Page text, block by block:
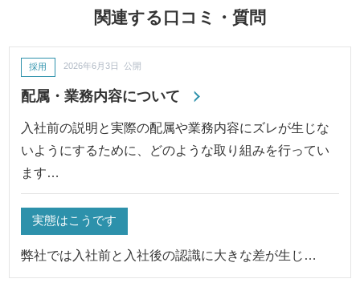
関連する口コミ・質問
配属・業務内容について
採用 2026年6月3日 公開
入社前の説明と実際の配属や業務内容にズレが生じな
いようにするために、どのような取り組みを行ってい
ます…
実態はこうです
弊社では入社前と入社後の認識に大きな差が生じ…